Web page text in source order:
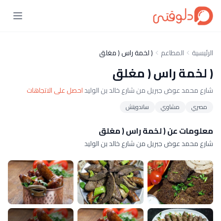
الرئيسية المطاعم ( لخمة راس ( مغلق
( لخمة راس ( مغلق
شارع محمد عوض جبريل من شارع خالد بن الوليداحصل على الاتجاهات
مصري مشاوي ساندويتش
معلومات عن ( لخمة راس ( مغلق
شارع محمد عوض جبريل من شارع خالد بن الوليد